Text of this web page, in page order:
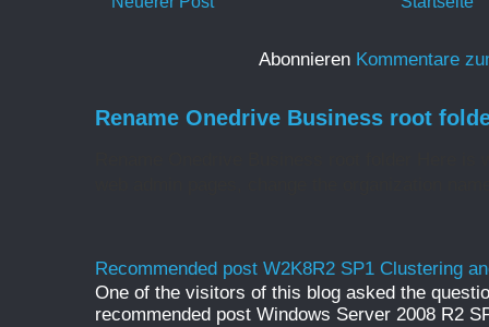
Abonnieren Kommentare
Rename Onedrive Business root
Recommended post W2K8R2 SP1 Clustering
One of the visitors of this blog asked the
recommended post Windows Server 2008 R2